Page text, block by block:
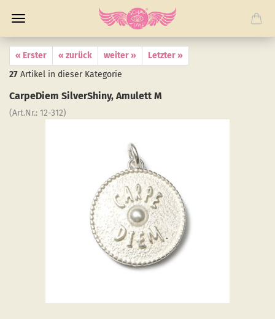
« Erster « zurück weiter »
Letzter »
27 Artikel in dieser Kategorie
Car­pe­Diem Sil­verS­hiny, Amu­lett M
(Art.Nr.: 12-​312)